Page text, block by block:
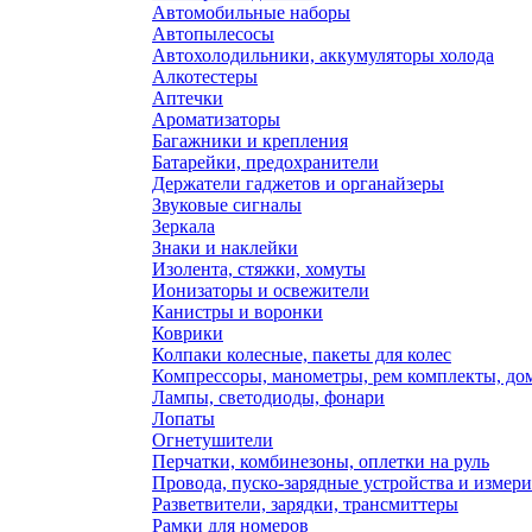
Автомобильные наборы
Автопылесосы
Автохолодильники, аккумуляторы холода
Алкотестеры
Аптечки
Ароматизаторы
Багажники и крепления
Батарейки, предохранители
Держатели гаджетов и органайзеры
Звуковые сигналы
Зеркала
Знаки и наклейки
Изолента, стяжки, хомуты
Ионизаторы и освежители
Канистры и воронки
Коврики
Колпаки колесные, пакеты для колес
Компрессоры, манометры, рем комплекты,
Лампы, светодиоды, фонари
Лопаты
Огнетушители
Перчатки, комбинезоны, оплетки на руль
Провода, пуско-зарядные устройства и
Разветвители, зарядки, трансмиттеры
Рамки для номеров